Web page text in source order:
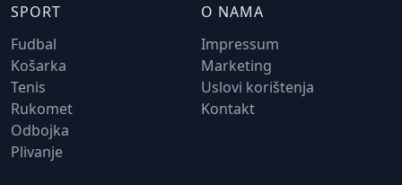
SPORT
Fudbal
Košarka
Tenis
Rukomet
Odbojka
Plivanje
O NAMA
Impressum
Marketing
Uslovi korištenja
Kontakt